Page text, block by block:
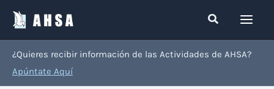
contenido
Buscar
¿Quieres recibir información de las Actividades de AHSA?
Apúntate Aquí